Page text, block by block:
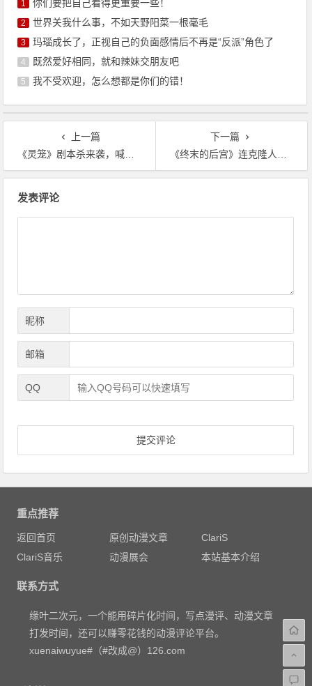
1 你们要把自己看得更重要一些！
2 世界关我什么事，不如天野阳菜一根毫毛
3 玛瑙成长了，正视自己的负面感情后不再是“反派”角色了
4 既然爱好相同，就和辣妹交朋友吧
5 我不受欢迎，怎么想都是你们的错！
上一篇
《灵笼》剧本杀来袭，喊你7月17日来末日探案追凶
下一篇
《终末的后宫》连克隆人都能正常生活，这说明科技技术真的很高
发表评论
昵称
邮箱
QQ
重点推荐
返回首页 原创动漫文章
ClariS
ClariS音乐
动漫展会 本站基本介绍
联系方式
缘叶二次元，一个能用碎片化时间，写点漫评、动漫文章
打发时间，还可以赚零花钱的动漫评论平台。
xuenaiwuyue#（#改成@）126.com